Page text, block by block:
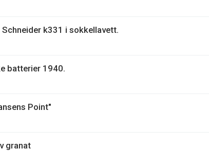
k331 i sokkellavett.
batterier 1940.
Point"
granat